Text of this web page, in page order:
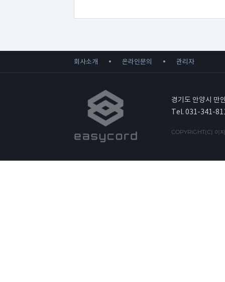
회사소개 온라인문의 관리자
경기도 안양시 만
Tel. 031-341-
COPYRIGHT(C) 이